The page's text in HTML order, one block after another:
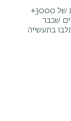
רשת של 3000+
שכבר
בתעשייה